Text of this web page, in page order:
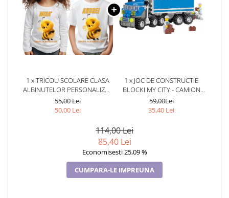
1 x TRICOU SCOLARE CLASA
ALBINUTELOR PERSONALIZAT
PENTRU ABSOLVENTI DE
SCOALA SAU GRADINITA
55,00 Lei
50,00 Lei
1 x JOC DE CONSTRUCTIE
BLOCKI MY CITY - CAMION
(163 PIESE)
59,00Lei
35,40 Lei
114,00 Lei
85,40 Lei
Economisesti 25,09 %
CUMPARA-LE IMPREUNA